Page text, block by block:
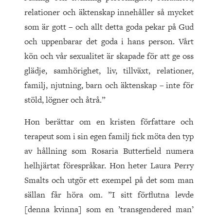
relationer och äktenskap innehåller så mycket
som är gott – och allt detta goda pekar på Gud
och uppenbarar det goda i hans person. Vårt
kön och vår sexualitet är skapade för att ge oss
glädje, samhörighet, liv, tillväxt, relationer,
familj, njutning, barn och äktenskap – inte för
stöld, lögner och åtrå.”
Hon berättar om en kristen författare och
terapeut som i sin egen familj fick möta den typ
av hållning som Rosaria Butterfield numera
helhjärtat förespråkar. Hon heter Laura Perry
Smalts och utgör ett exempel på det som man
sällan får höra om. ”I sitt förflutna levde
[denna kvinna] som en ’transgendered man’